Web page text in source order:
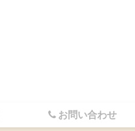
お問い合わせ